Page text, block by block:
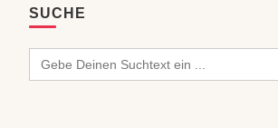
SUCHE
Search
for: